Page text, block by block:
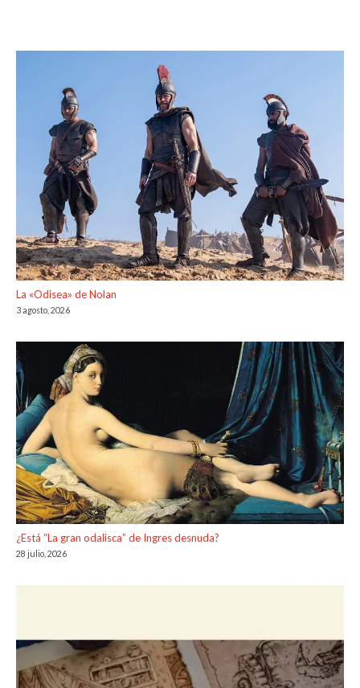
La «Odisea» de Nolan
3 agosto, 2026
¿Está “La gran odalisca” de Ingres desnuda?
28 julio, 2026